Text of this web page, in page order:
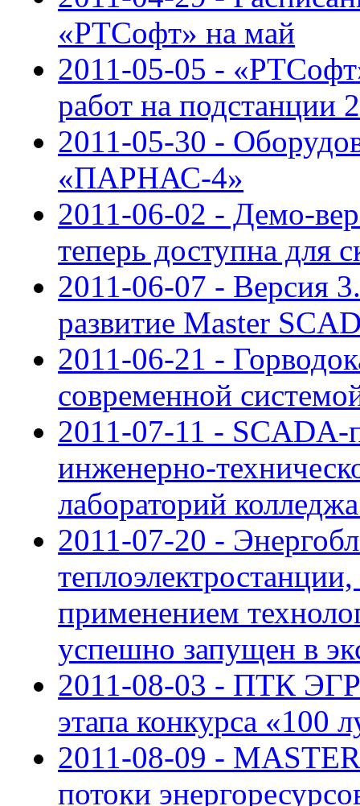
«РТСофт» на май
2011-05-05 -
работ на подстанции
2011-05-30 -
«ПАРНАС-4»
2011-06-02 - Демо-
теперь доступна для
2011-06-07 - Версия
развитие Master
2011-06-21 -
современной
2011-07-11 - SCADA-
инженерно-
лабораторий
2011-07-20 -
применением
успешно запущен в
2011-08-03 - ПТК ЭГР
этапа конкурса «100
2011-08-09 -
потоки